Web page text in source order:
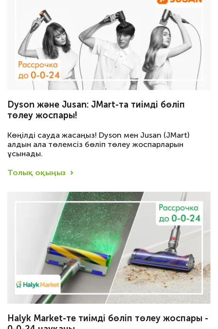
Dyson және Jusan: JMart-та тиімді бөліп
төлеу жоспары!
Көңілді сауда жасаңыз! Dyson мен Jusan (JMart)
алдын ала төлемсіз бөліп төлеу жоспарларын
ұсынады.
Толық оқыңыз
Halyk Market-те тиімді бөліп төлеу жоспары -